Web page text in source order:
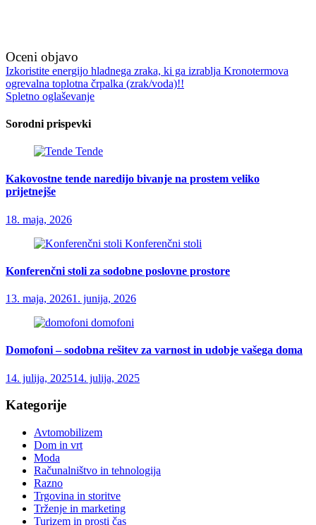
Oceni objavo
Navigacija
prispevka
Izkoristite energijo hladnega zraka, ki ga izrablja Kronotermova
ogrevalna toplotna črpalka (zrak/voda)!!
Spletno oglaševanje
Sorodni prispevki
Tende
Kakovostne tende naredijo bivanje na prostem veliko
prijetnejše
18. maja, 2026
Konferenčni stoli
Konferenčni stoli za sodobne poslovne prostore
13. maja, 20261. junija, 2026
domofoni
Domofoni – sodobna rešitev za varnost in udobje vašega doma
14. julija, 202514. julija, 2025
Kategorije
Avtomobilizem
Dom in vrt
Moda
Računalništvo in tehnologija
Razno
Trgovina in storitve
Trženje in marketing
Turizem in prosti čas